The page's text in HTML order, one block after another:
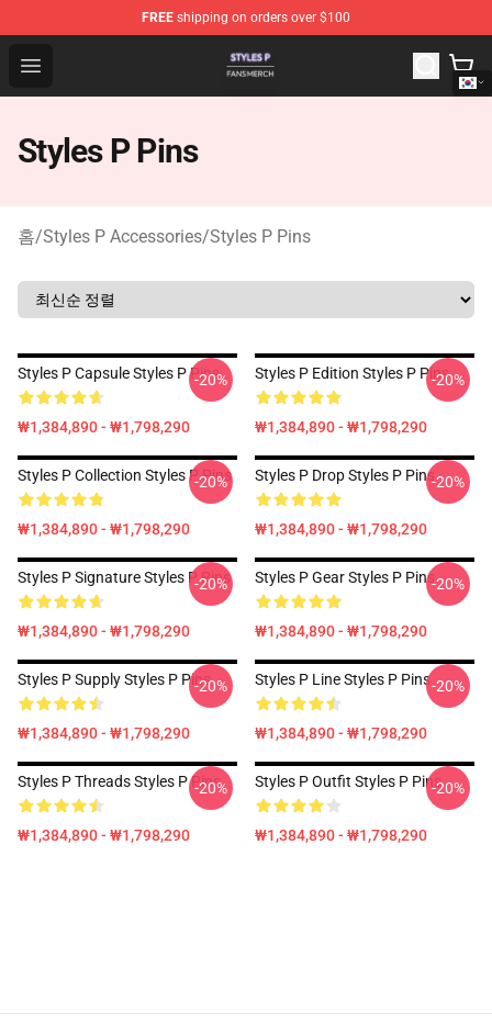
FREE shipping on orders over $100
Open menu
Styles P Shop - Official Styles P Merchandise Store
Styles P Pins
홈/Styles P Accessories/Styles P Pins
Styles P Capsule Styles P Pins
₩1,384,890 - ₩1,798,290
-20% Styles P Edition Styles P Pins
₩1,384,890 - ₩1,798,290
-20%
Styles P Collection Styles P Pins
₩1,384,890 - ₩1,798,290
-20% Styles P Drop Styles P Pins
₩1,384,890 - ₩1,798,290
-20%
Styles P Signature Styles P Pins
₩1,384,890 - ₩1,798,290
-20% Styles P Gear Styles P Pins
₩1,384,890 - ₩1,798,290
-20%
Styles P Supply Styles P Pins
₩1,384,890 - ₩1,798,290
-20% Styles P Line Styles P Pins
₩1,384,890 - ₩1,798,290
-20%
Styles P Threads Styles P Pins
₩1,384,890 - ₩1,798,290
-20% Styles P Outfit Styles P Pins
₩1,384,890 - ₩1,798,290
-20%